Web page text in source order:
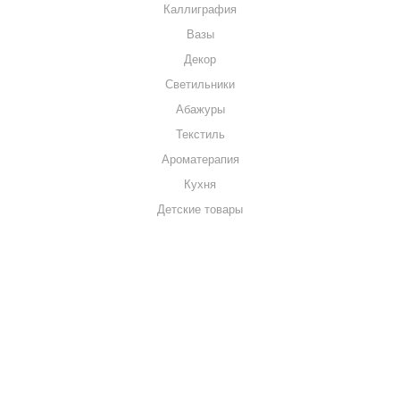
Каллиграфия
Вазы
Декор
Светильники
Абажуры
Текстиль
Ароматерапия
Кухня
Детские товары